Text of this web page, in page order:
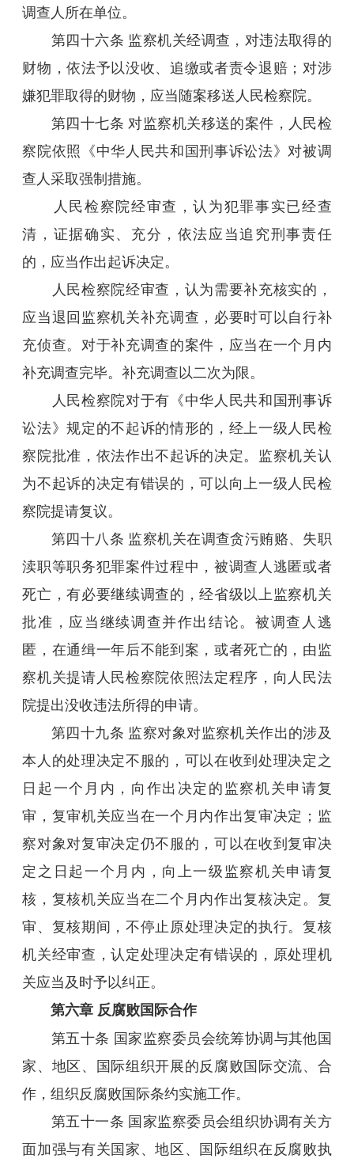
调查人所在单位。
第四十六条 监察机关经调查，对违法取得的
财物，依法予以没收、追缴或者责令退赔；对涉
嫌犯罪取得的财物，应当随案移送人民检察院。
第四十七条 对监察机关移送的案件，人民检
察院依照《中华人民共和国刑事诉讼法》对被调
查人采取强制措施。
人民检察院经审查，认为犯罪事实已经查
清，证据确实、充分，依法应当追究刑事责任
的，应当作出起诉决定。
人民检察院经审查，认为需要补充核实的，
应当退回监察机关补充调查，必要时可以自行补
充侦查。对于补充调查的案件，应当在一个月内
补充调查完毕。补充调查以二次为限。
人民检察院对于有《中华人民共和国刑事诉
讼法》规定的不起诉的情形的，经上一级人民检
察院批准，依法作出不起诉的决定。监察机关认
为不起诉的决定有错误的，可以向上一级人民检
察院提请复议。
第四十八条 监察机关在调查贪污贿赂、失职
渎职等职务犯罪案件过程中，被调查人逃匿或者
死亡，有必要继续调查的，经省级以上监察机关
批准，应当继续调查并作出结论。被调查人逃
匿，在通缉一年后不能到案，或者死亡的，由监
察机关提请人民检察院依照法定程序，向人民法
院提出没收违法所得的申请。
第四十九条 监察对象对监察机关作出的涉及
本人的处理决定不服的，可以在收到处理决定之
日起一个月内，向作出决定的监察机关申请复
审，复审机关应当在一个月内作出复审决定；监
察对象对复审决定仍不服的，可以在收到复审决
定之日起一个月内，向上一级监察机关申请复
核，复核机关应当在二个月内作出复核决定。复
审、复核期间，不停止原处理决定的执行。复核
机关经审查，认定处理决定有错误的，原处理机
关应当及时予以纠正。
第六章 反腐败国际合作
第五十条 国家监察委员会统筹协调与其他国
家、地区、国际组织开展的反腐败国际交流、合
作，组织反腐败国际条约实施工作。
第五十一条 国家监察委员会组织协调有关方
面加强与有关国家、地区、国际组织在反腐败执